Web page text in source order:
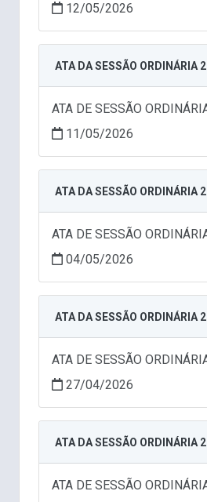
12/05/2026
ATA DA SESSÃO ORDINÁRIA
ATA DE SESSÃO
11/05/2026
ATA DA SESSÃO ORDINÁRIA
ATA DE SESSÃO
04/05/2026
ATA DA SESSÃO ORDINÁRIA
ATA DE SESSÃO
27/04/2026
ATA DA SESSÃO ORDINÁRIA
ATA DE SESSÃO